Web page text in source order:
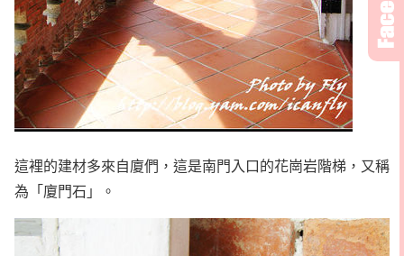
這裡的建材多來自廈們，這是南門入口的花崗岩階梯，又稱
為「廈門石」。